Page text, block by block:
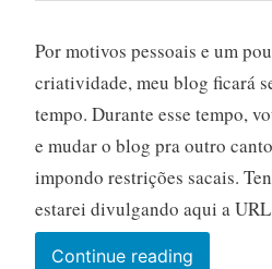
Por motivos pessoais e um
criatividade, meu blog ficará
tempo. Durante esse tempo,
e mudar o blog pra outro
impondo restrições sacais.
estarei divulgando aqui a
Continue reading